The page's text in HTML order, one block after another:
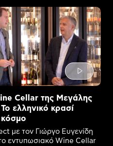
Cellar της Μεγάλης
ελληνικό κρασί
κόσμο
με τον Γιώργο Ευγενίδη
εντυπωσιακό Wine Cellar